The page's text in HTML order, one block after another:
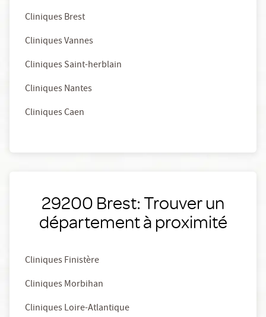
Cliniques Brest
Cliniques Vannes
Cliniques Saint-herblain
Cliniques Nantes
Cliniques Caen
29200 Brest: Trouver un
département à proximité
Cliniques Finistère
Cliniques Morbihan
Cliniques Loire-Atlantique